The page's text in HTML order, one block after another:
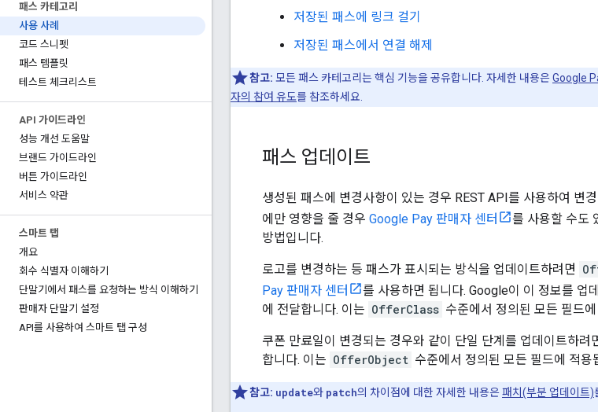
패스 카테고리
사용 사례
코드 스니펫
패스 템플릿
테스트 체크리스트
API 가이드라인
성능 개선 도움말
브랜드 가이드라인
버튼 가이드라인
서비스 약관
스마트 탭
개요
회수 식별자 이해하기
단말기에서 패스를 요청하는 방식 이해하기
판매자 단말기 설정
API를 사용하여 스마트 탭 구성
저장된 패스에 링크 걸기
저장된 패스에서 연결 해제
참고: 모든 패스 카테고리는 핵심 기능을 공유합니다. 자세한 내용은Google
자의 참여 유도를 참조하세요.
패스 업데이트
생성된 패스에 변경사항이 있는 경우 REST API를 사용하여 변
에만 영향을 줄 경우 Google Pay 판매자 센터
를 사용할 수도
방법입니다.
로고를 변경하는 등 패스가 표시되는 방식을 업데이트하려면
Pay 판매자 센터
를 사용하면 됩니다. Google이 이 정보를 업
에 전달합니다. 이는 OfferClass 수준에서 정의된 모든 필드
쿠폰 만료일이 변경되는 경우와 같이 단일 단계를 업데이트하려
합니다. 이는 OfferObject 수준에서 정의된 모든 필드에 적용
참고: update와 patch의 차이점에 대한 자세한 내용은패치(부분 업데이트)